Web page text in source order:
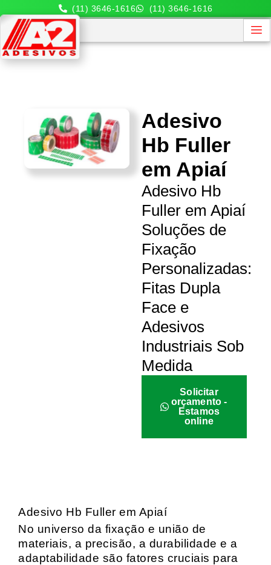
(11) 3646-1616 (11) 3646-1616
Adesivo
Hb Fuller
em Apiaí
Adesivo Hb
Fuller em Apiaí
Soluções de
Fixação
Personalizadas:
Fitas Dupla
Face e
Adesivos
Industriais Sob
Medida
Solicitar
orçamento -
Estamos
online
Adesivo Hb Fuller em Apiaí
No universo da fixação e união de
materiais, a precisão, a durabilidade e a
adaptabilidade são fatores cruciais para